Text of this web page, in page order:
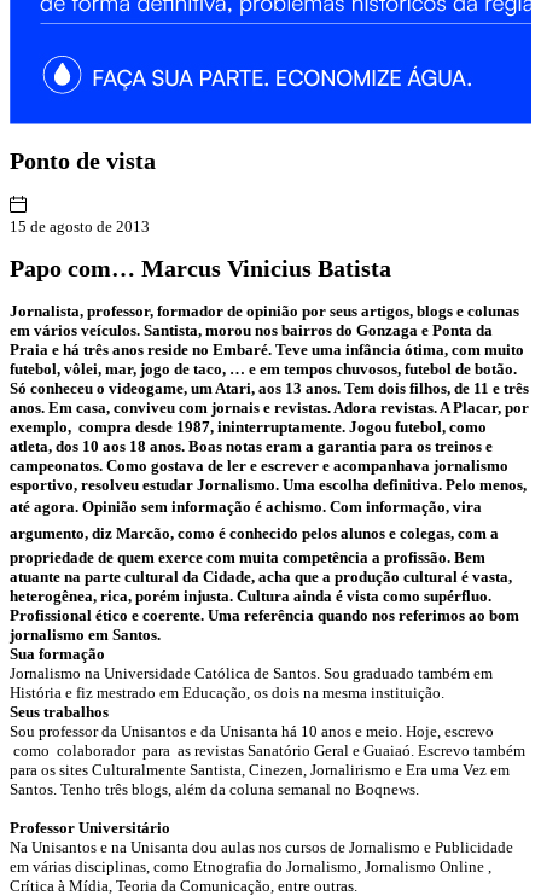
Ponto de vista
15 de agosto de 2013
Papo com… Marcus Vinicius Batista
Jornalista, professor, formador de opinião por seus artigos, blogs e colunas
em vários veículos. Santista, morou nos bairros do Gonzaga e Ponta da
Praia e há três anos reside no Embaré. Teve uma infância ótima, com muito
futebol, vôlei, mar, jogo de taco, … e em tempos chuvosos, futebol de botão.
Só conheceu o videogame, um Atari, aos 13 anos. Tem dois filhos, de 11 e três
anos. Em casa, conviveu com jornais e revistas. Adora revistas. A Placar, por
exemplo, compra desde 1987, ininterruptamente. Jogou futebol, como
atleta, dos 10 aos 18 anos. Boas notas eram a garantia para os treinos e
campeonatos. Como gostava de ler e escrever e acompanhava jornalismo
esportivo, resolveu estudar Jornalismo. Uma escolha definitiva. Pelo menos,
até agora. Opinião sem informação é achismo. Com informação, vira
argumento, diz Marcão, como é conhecido pelos alunos e colegas, com a
propriedade de quem exerce com muita competência a profissão. Bem
atuante na parte cultural da Cidade, acha que a produção cultural é vasta,
heterogênea, rica, porém injusta. Cultura ainda é vista como supérfluo.
Profissional ético e coerente. Uma referência quando nos referimos ao bom
jornalismo em Santos.
Sua formação
Jornalismo na Universidade Católica de Santos. Sou graduado também em
História e fiz mestrado em Educação, os dois na mesma instituição.
Seus trabalhos
Sou professor da Unisantos e da Unisanta há 10 anos e meio. Hoje, escrevo
como colaborador para as revistas Sanatório Geral e Guaiaó. Escrevo também
para os sites Culturalmente Santista, Cinezen, Jornalirismo e Era uma Vez em
Santos. Tenho três blogs, além da coluna semanal no Boqnews.
Professor Universitário
Na Unisantos e na Unisanta dou aulas nos cursos de Jornalismo e Publicidade
em várias disciplinas, como Etnografia do Jornalismo, Jornalismo Online ,
Crítica à Mídia, Teoria da Comunicação, entre outras.